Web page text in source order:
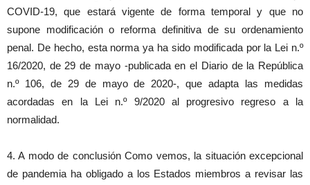
COVID-19, que estará vigente de forma temporal y que no
supone modificación o reforma definitiva de su ordenamiento
penal. De hecho, esta norma ya ha sido modificada por la Lei n.º
16/2020, de 29 de mayo -publicada en el Diario de la República
n.º 106, de 29 de mayo de 2020-, que adapta las medidas
acordadas en la Lei n.º 9/2020 al progresivo regreso a la
normalidad.
4. A modo de conclusión Como vemos, la situación excepcional
de pandemia ha obligado a los Estados miembros a revisar las